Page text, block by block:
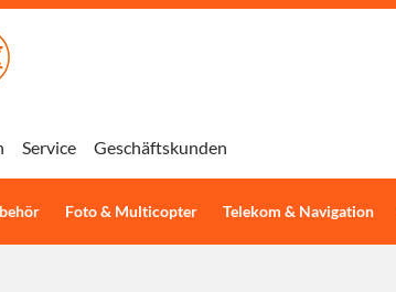
Foto & Multicopter Telekom & Navigation
Service Geschäftskunden